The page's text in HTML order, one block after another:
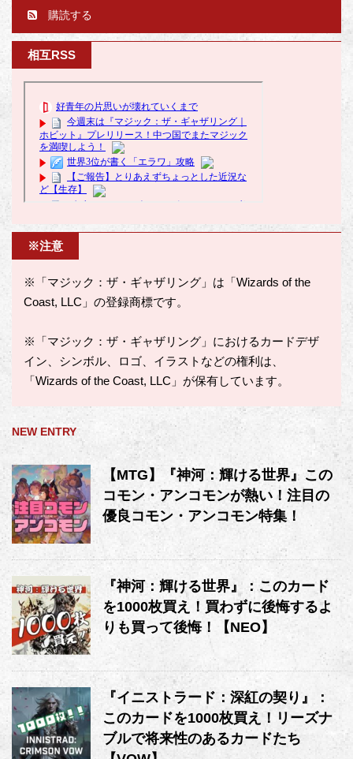
購読する
相互RSS
※注意
※「マジック：ザ・ギャザリング」は「Wizards of the
Coast, LLC」の登録商標です。
※「マジック：ザ・ギャザリング」におけるカードデザ
イン、シンボル、ロゴ、イラストなどの権利は、
「Wizards of the Coast, LLC」が保有しています。
NEW ENTRY
【MTG】『神河：輝ける世界』この
コモン・アンコモンが熱い！注目の
優良コモン・アンコモン特集！
『神河：輝ける世界』：このカード
を1000枚買え！買わずに後悔するよ
りも買って後悔！【NEO】
『イニストラード：深紅の契り』：
このカードを1000枚買え！リーズナ
ブルで将来性のあるカードたち